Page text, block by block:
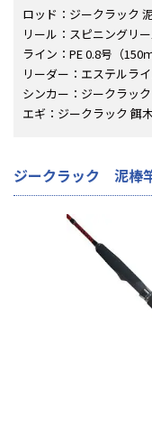
ロッド：ジークラック
リール：スピニングリ
ライン：PE 0.8号（150ｍ
リーダー：エステルライ
シンカー：ジークラッ
エギ：ジークラック 餌
ジークラック 泥棒